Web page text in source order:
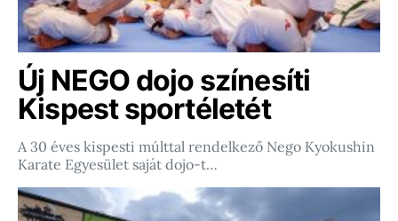
Új NEGO dojo színesíti
Kispest sportéletét
A 30 éves kispesti múlttal rendelkező Nego Kyokushin
Karate Egyesület saját dojo-t…